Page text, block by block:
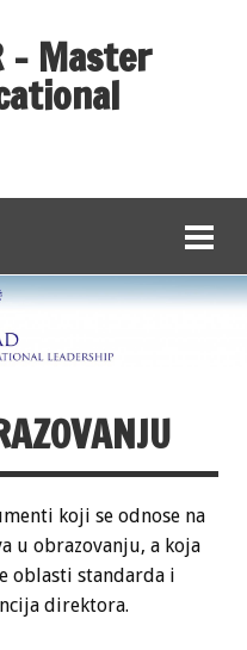
– Master
koji se odnose na
u obrazovanju, a koja
oblasti standarda i
direktora.